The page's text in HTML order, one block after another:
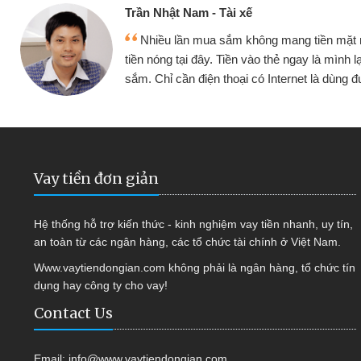
đều vay
tục mua
Tôi kinh doanh buôn bán nhỏ
hàng, nhờ biết đến website qua
quyết được công việc của mình
Vay tiền đơn giản
Hệ thống hỗ trợ kiến thức - kinh nghiệm vay tiền nhanh, uy tín,
an toàn từ các ngân hàng, các tổ chức tài chính ở Việt Nam.
Www.vaytiendongian.com không phải là ngân hàng, tổ chức tín
dụng hay công ty cho vay!
Contact Us